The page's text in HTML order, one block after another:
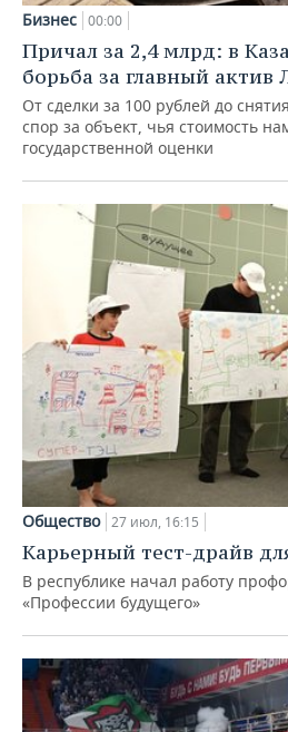
Бизнес 00:00
Причал за 2,4 млрд: в
борьба за главный актив
От сделки за 100 рублей до
спор за объект, чья стоимость
государственной оценки
Общество 27 июл, 16:15
Карьерный тест-драйв
В республике начал работу
«Профессии будущего»